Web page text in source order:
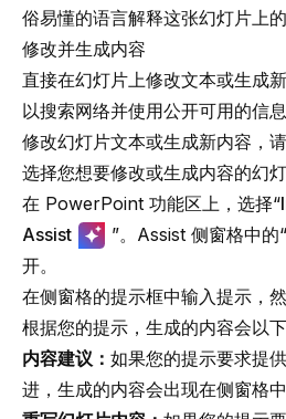
俗易懂的语言解释这张幻灯片上
修改并生成内容
直接在幻灯片上修改文本或生成新
以搜索网络并使用公开可用的信
修改幻灯片文本或生成新内容，
选择您想要修改或生成内容的幻灯
在 PowerPoint 功能区上，选择“
Assist
”。Assist 侧窗格中的“
开。
在侧窗格的提示框中输入提示，
根据您的提示，生成的内容会以
内容建议： 如果您的提示要求提
进，生成的内容会出现在侧窗格中